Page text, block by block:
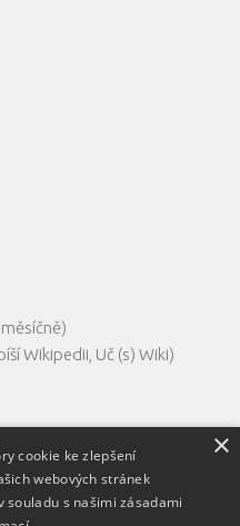
Wikipedii, Uč (s) Wiki)
×
cookie ke zlepšení
webových stránek
souladu s našimi zásadami